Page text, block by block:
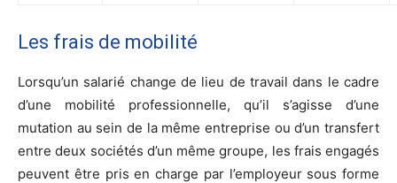
Les frais de mobilité
Lorsqu’un salarié change de lieu de travail dans le cadre
d’une mobilité professionnelle, qu’il s’agisse d’une
mutation au sein de la même entreprise ou d’un transfert
entre deux sociétés d’un même groupe, les frais engagés
peuvent être pris en charge par l’employeur sous forme